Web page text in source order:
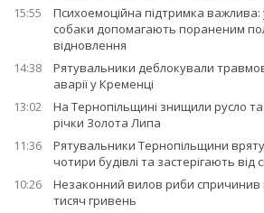
15:55
Психоемоційна підтримка важлива:
собаки допомагають пораненим
відновлення
14:38
Рятувальники деблокували
аварії у Кременці
13:02
На Тернопільщині знищили русло
річки Золота Липа
11:36
Рятувальники Тернопільщини
чотири будівлі та застерігають
10:26
Незаконний вилов риби
тисяч гривень